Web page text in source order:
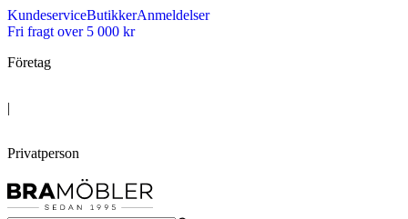
KundeserviceButikkerAnmeldelser
Fri fragt over 5 000 kr
Företag
|
Privatperson